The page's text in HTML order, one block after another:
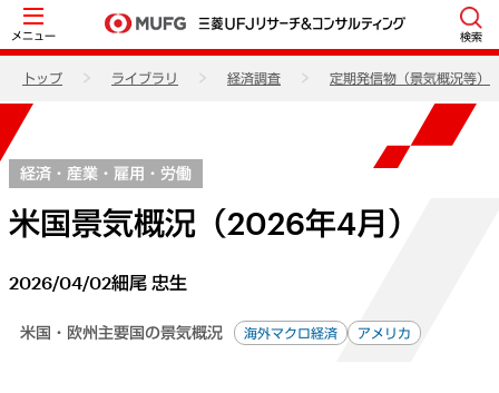
メニュー 検索
トップ ライブラリ 経済調査 定期発信物（景気概況等）
経済・産業・雇用・労働
米国景気概況（2026年4月）
2026/04/02細尾 忠生
米国・欧州主要国の景気概況 海外マクロ経済 アメリカ